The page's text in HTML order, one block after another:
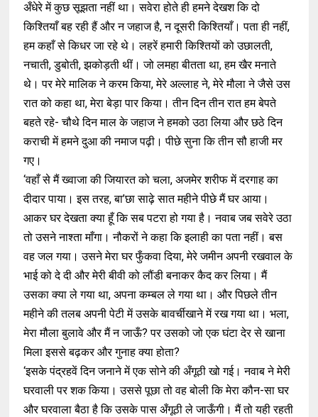
अँधेरे में कुछ सूझता नहीं था। सवेरा होते ही हमने देखश कि दो
किश्तियाँ बह रही हैं और न जहाज है, न दूसरी किश्तियाँ। पता ही नहीं,
हम कहाँ से किधर जा रहे थे। लहरें हमारी किश्तियों को उछालती,
नचाती, डुबोती, झकोड़ती थीं। जो लमहा बीतता था, हम खैर मनाते
थे। पर मेरे मालिक ने करम किया, मेरे अल्लाह ने, मेरे मौला ने जैसे उस
रात को कहा था, मेरा बेड़ा पार किया। तीन दिन तीन रात हम बेपते
बहते रहे- चौथे दिन माल के जहाज ने हमको उठा लिया और छठे दिन
कराची में हमने दुआ की नमाज पढ़ी। पीछे सुना कि तीन सौ हाजी मर
गए।
‘वहाँ से मैं ख्वाजा की जियारत को चला, अजमेर शरीफ में दरगाह का
दीदार पाया। इस तरह, बा’छा साढ़े सात महीने पीछे मैं घर आया।
आकर घर देखता क्या हूँ कि सब पटरा हो गया है। नवाब जब सवेरे उठा
तो उसने नाश्ता माँगा। नौकरों ने कहा कि इलाही का पता नहीं। बस
वह जल गया। उसने मेरा घर फुँकवा दिया, मेरे जमीन अपनी रखवाल के
भाई को दे दी और मेरी बीवी को लौंडी बनाकर कैद कर लिया। मैं
उसका क्या ले गया था, अपना कम्बल ले गया था। और पिछले तीन
महीने की तलब अपनी पेटी में उसके बावर्चीखाने में रख गया था। भला,
मेरा मौला बुलावे और मैं न जाऊँ? पर उसको जो एक घंटा देर से खाना
मिला इससे बढ़कर और गुनाह क्या होता?
‘इसके पंद्रहवें दिन जनाने में एक सोने की अँगूठी खो गई। नवाब ने मेरी
घरवाली पर शक किया। उससे पूछा तो वह बोली कि मेरा कौन-सा घर
और घरवाला बैठा है कि उसके पास अँगूठी ले जाऊँगी। मैं तो यही रहती